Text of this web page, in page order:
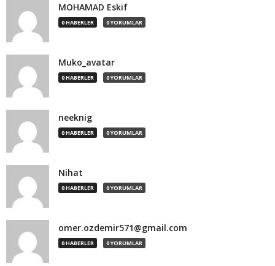
MOHAMAD Eskif
0 HABERLER 0 YORUMLAR
Muko_avatar
0 HABERLER 0 YORUMLAR
neeknig
0 HABERLER 0 YORUMLAR
Nihat
0 HABERLER 0 YORUMLAR
omer.ozdemir571@gmail.com
0 HABERLER 0 YORUMLAR